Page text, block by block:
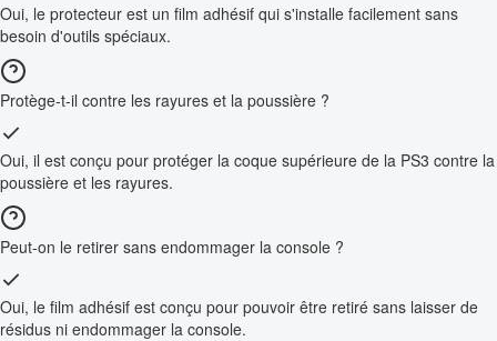
Oui, le protecteur est un film adhésif qui s'installe facilement sans
besoin d'outils spéciaux.
Protège-t-il contre les rayures et la poussière ?
Oui, il est conçu pour protéger la coque supérieure de la PS3 contre la
poussière et les rayures.
Peut-on le retirer sans endommager la console ?
Oui, le film adhésif est conçu pour pouvoir être retiré sans laisser de
résidus ni endommager la console.